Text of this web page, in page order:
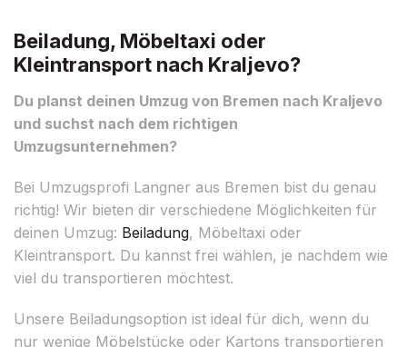
Beiladung, Möbeltaxi oder
Kleintransport nach Kraljevo?
Du planst deinen Umzug von Bremen nach Kraljevo
und suchst nach dem richtigen
Umzugsunternehmen?
Bei Umzugsprofi Langner aus Bremen bist du genau
richtig! Wir bieten dir verschiedene Möglichkeiten für
deinen Umzug: Beiladung, Möbeltaxi oder
Kleintransport. Du kannst frei wählen, je nachdem wie
viel du transportieren möchtest.
Unsere Beiladungsoption ist ideal für dich, wenn du
nur wenige Möbelstücke oder Kartons transportieren